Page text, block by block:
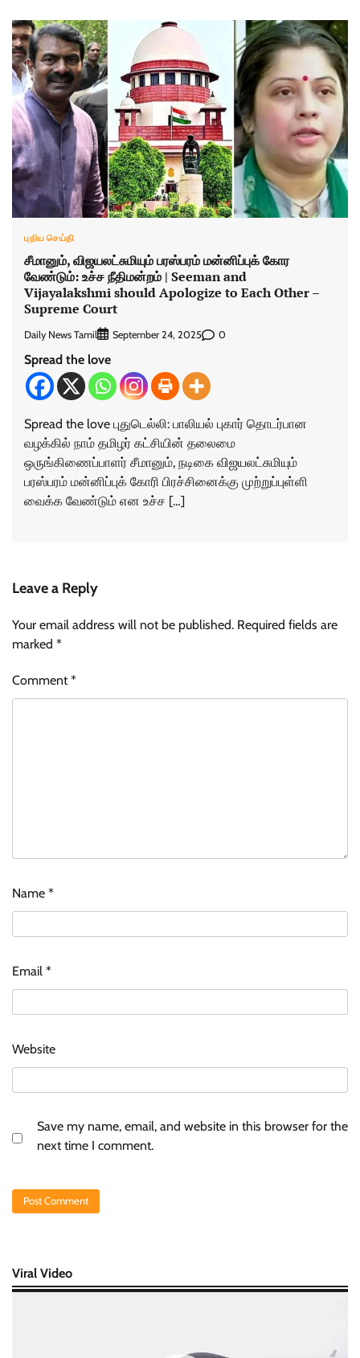
புதிய செய்தி
சீமானும், விஜயலட்சுமியும் பரஸ்பரம் மன்னிப்புக் கோர
வேண்டும்: உச்ச நீதிமன்றம் | Seeman and
Vijayalakshmi should Apologize to Each Other –
Supreme Court
Daily News Tamil September 24, 2025 0
Spread the love
Spread the love புதுடெல்லி: பாலியல் புகார் தொடர்பான
வழக்கில் நாம் தமிழர் கட்சியின் தலைமை
ஒருங்கிணைப்பாளர் சீமானும், நடிகை விஜயலட்சுமியும்
பரஸ்பரம் மன்னிப்புக் கோரி பிரச்சினைக்கு முற்றுப்புள்ளி
வைக்க வேண்டும் என உச்ச […]
Leave a Reply
Your email address will not be published. Required fields are
marked *
Comment*
Name *
Email *
Website
Save my name, email, and website in this browser for the
next time I comment.
Viral Video